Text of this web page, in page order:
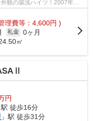
理費等：4,600円 )
礼金 0ヶ月
㎡
円
駅 徒歩16分
」駅 徒歩31分